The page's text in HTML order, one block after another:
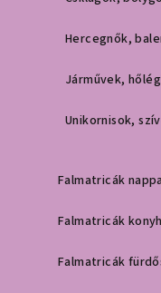
Hercegnők,
Járművek,
Unikornisok,
Falmatricák
Falmatricák
Falmatricák